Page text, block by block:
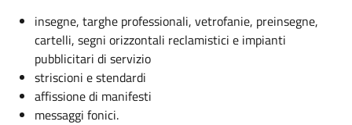
insegne, targhe professionali, vetrofanie, preinsegne,
cartelli, segni orizzontali reclamistici e impianti
pubblicitari di servizio
striscioni e stendardi
affissione di manifesti
messaggi fonici.